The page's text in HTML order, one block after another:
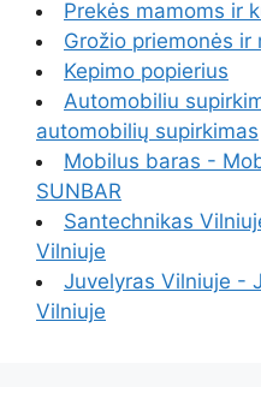
Prekės mamoms ir
Grožio priemonės ir
Kepimo popierius
Automobiliu
automobilių supirkimas
Mobilus baras -
SUNBAR
Santechnikas
Vilniuje
Juvelyras Vilniuje -
Vilniuje